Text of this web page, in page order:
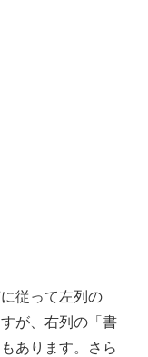
従って左列の
が、右列の「書
あります。さら